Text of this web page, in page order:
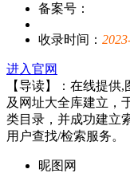
备案号：
收录时间：
进入官网
【导读】：在线提供
及网址大全库建立，
类目录，并成功建立
用户查找/检索服务。
昵图网